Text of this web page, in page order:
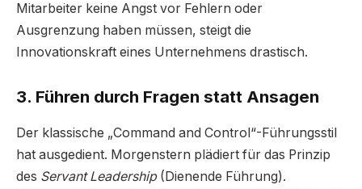
Mitarbeiter keine Angst vor Fehlern oder
Ausgrenzung haben müssen, steigt die
Innovationskraft eines Unternehmens drastisch.
3. Führen durch Fragen statt Ansagen
Der klassische „Command and Control“-Führungsstil
hat ausgedient. Morgenstern plädiert für das Prinzip
des Servant Leadership(Dienende Führung).